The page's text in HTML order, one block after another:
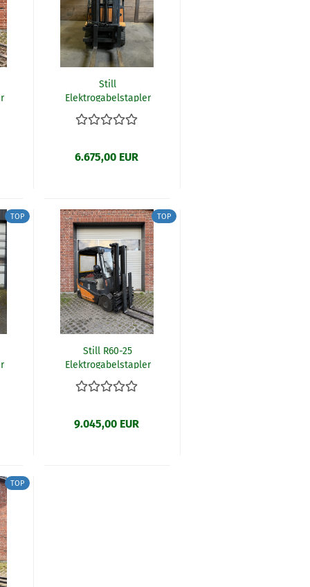
Still
Elektrogabelstapler
R60-25 (R27)
6.675,00 EUR
TOP TOP
Still R60-25
Elektrogabelstapler
(R16/25)
9.045,00 EUR
TOP